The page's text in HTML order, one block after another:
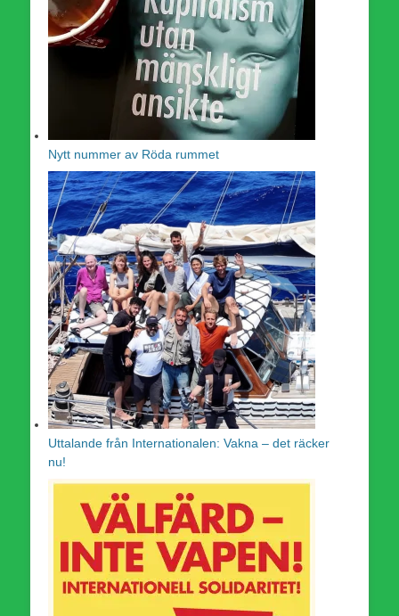
Nytt nummer av Röda rummet
Uttalande från Internationalen: Vakna – det räcker
nu!